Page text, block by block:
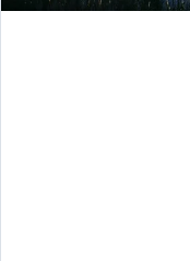
ما
الشيء